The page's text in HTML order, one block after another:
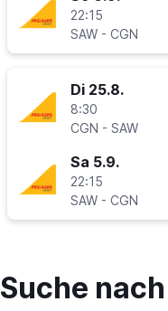
22:15
SAW- CGN
Di 25.8.
8:30
CGN - SAW
Sa 5.9.
22:15
SAW- CGN
Suche